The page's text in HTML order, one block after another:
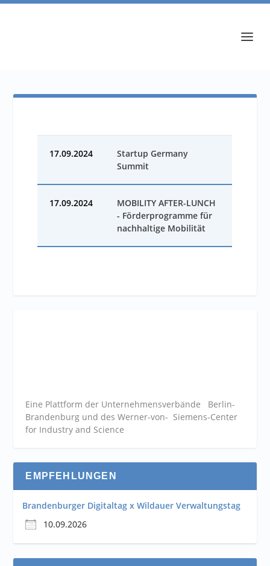
17.09.2024
Startup Germany
Summit
17.09.2024
MOBILITY AFTER-LUNCH
- Förderprogramme für
nachhaltige Mobilität
Eine Plattform der Unternehmensverbände Berlin-
Brandenburg und des Werner-von- Siemens-Center
for Industry and Science
EMPFEHLUNGEN
Brandenburger Digitaltag x Wildauer Verwaltungstag
10.09.2026